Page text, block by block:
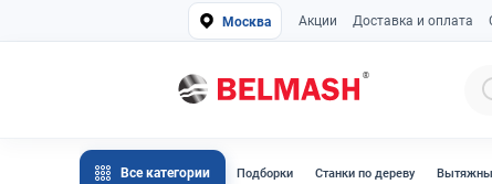
Москва Акции Доставка и оплата
Все категории Подборки Станки по дереву